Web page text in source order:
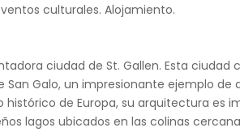
culturales. Alojamiento.
ciudad de St. Gallen. Esta
Galo, un impresionante ejemplo
de Europa, su arquitectura es
lagos ubicados en las colinas